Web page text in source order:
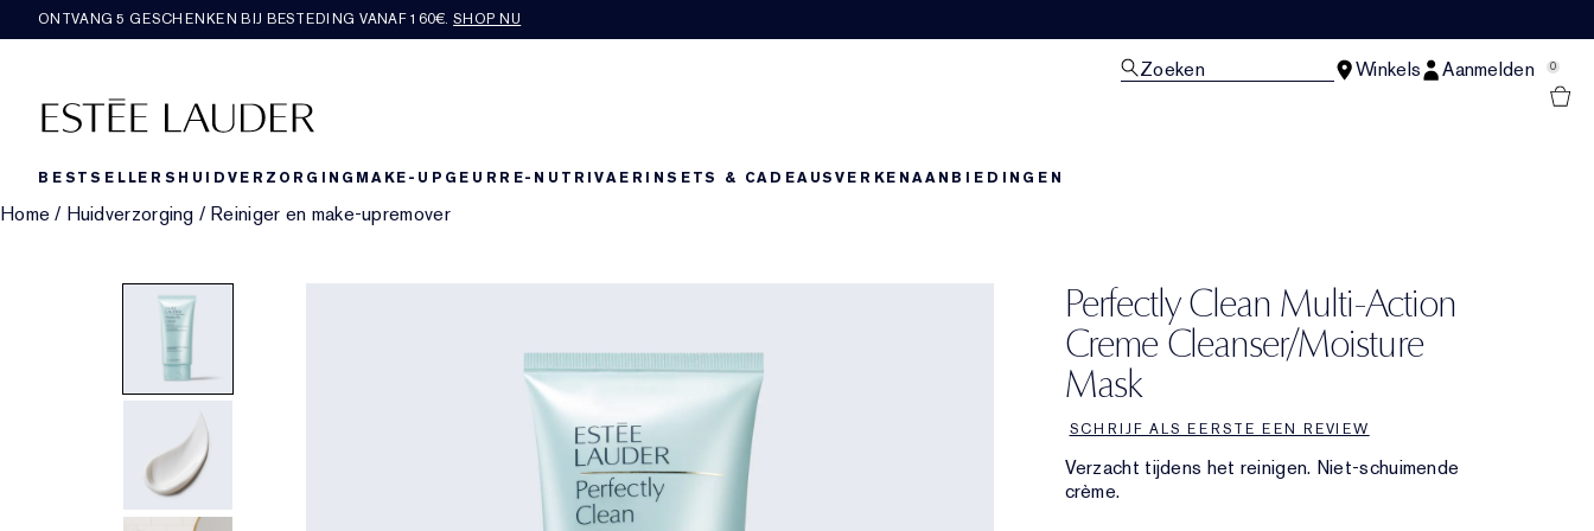
ONTVANG 5 GESCHENKEN BIJ BESTEDING VANAF 160€.SHOP NU
Zoeken Winkels Aanmelden 0
BESTSELLERS HUIDVERZORGING MAKE-UP GEUR RE-NUTRIVAERINSETS & CADEAUSVERKENAANBIEDINGEN
Home / Huidverzorging / Reiniger en make-upremover
Perfectly Clean Multi-Action
Creme Cleanser/Moisture
Mask
SCHRIJF ALS EERSTE EEN REVIEW
Verzacht tijdens het reinigen. Niet-schuimende
crème.